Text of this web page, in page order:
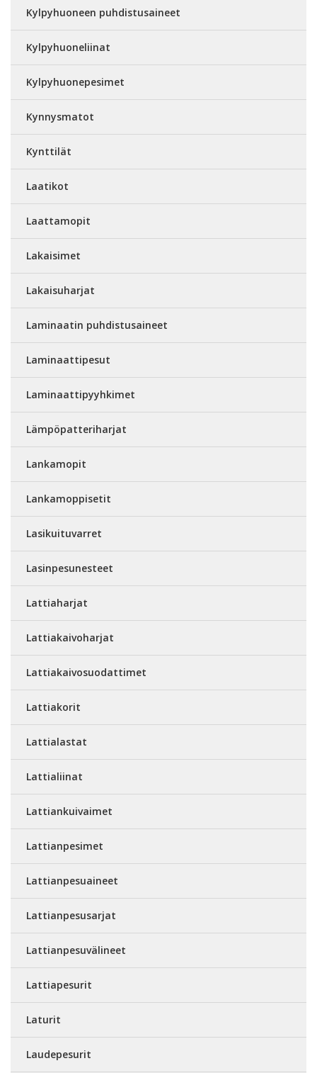
Kylpyhuoneen puhdistusaineet
Kylpyhuoneliinat
Kylpyhuonepesimet
Kynnysmatot
Kynttilät
Laatikot
Laattamopit
Lakaisimet
Lakaisuharjat
Laminaatin puhdistusaineet
Laminaattipesut
Laminaattipyyhkimet
Lämpöpatteriharjat
Lankamopit
Lankamoppisetit
Lasikuituvarret
Lasinpesunesteet
Lattiaharjat
Lattiakaivoharjat
Lattiakaivosuodattimet
Lattiakorit
Lattialastat
Lattialiinat
Lattiankuivaimet
Lattianpesimet
Lattianpesuaineet
Lattianpesusarjat
Lattianpesuvälineet
Lattiapesurit
Laturit
Laudepesurit